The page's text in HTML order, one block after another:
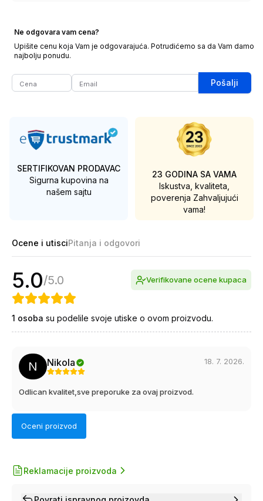
Ne odgovara vam cena?
Upišite cenu koja Vam je odgovarajuća. Potrudićemo sa da Vam damo
najbolju ponudu.
Pošalji
SERTIFIKOVAN PRODAVAC
Sigurna kupovina na
našem sajtu
23 GODINA SA VAMA
Iskustva, kvaliteta,
poverenja Zahvaljujući
vama!
Ocene i utisciPitanja i odgovori
5.0/5.0 Verifikovane ocene kupaca
1 osoba su podelile svoje utiske o ovom proizvodu.
N Nikola 18. 7. 2026.
Odlican kvalitet,sve preporuke za ovaj proizvod.
Oceni proizvod
Reklamacije proizvoda